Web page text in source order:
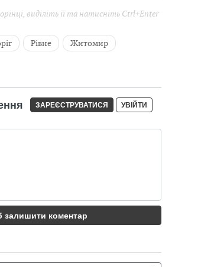
виділіть її та натисніть Ctrl+Enter
Рівне Житомир